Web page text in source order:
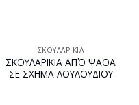
ΣΚΟΥΛΑΡΊΚΙΑ
ΣΚΟΥΛΑΡΙΚΙΑ ΑΠΌ ΨΑΘΑ
ΣΕ ΣΧΗΜΑ ΛΟΥΛΟΥΔΙΟΥ